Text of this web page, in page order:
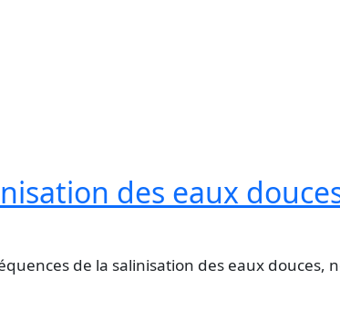
des eaux
de la salinisation des eaux